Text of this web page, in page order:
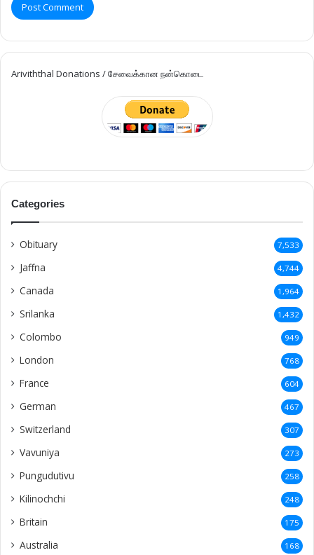
Ariviththal Donations / சேவைக்கான நன்கொடை
Categories
Obituary 7,533
Jaffna 4,744
Canada 1,964
Srilanka 1,432
Colombo 949
London 768
France 604
German 467
Switzerland 307
Vavuniya 273
Pungudutivu 258
Kilinochchi 248
Britain 175
Australia 168